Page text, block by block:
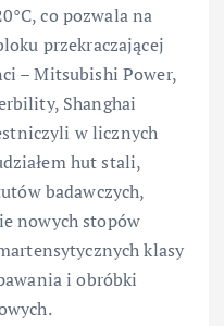
co pozwala na
przekraczającej
– Mitsubishi Power,
Shanghai
w licznych
hut stali,
badawczych,
nowych stopów
klasy
i obróbki